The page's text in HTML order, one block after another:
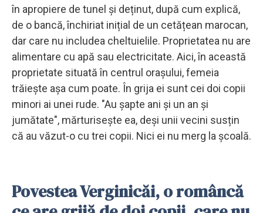
în apropiere de tunel și deținut, după cum explică,
de o bancă, închiriat inițial de un cetățean marocan,
dar care nu includea cheltuielile. Proprietatea nu are
alimentare cu apă sau electricitate. Aici, în această
proprietate situată în centrul orașului, femeia
trăiește așa cum poate. În grija ei sunt cei doi copii
minori ai unei rude. "Au șapte ani și un an și
jumătate", mărturisește ea, deși unii vecini susțin
că au văzut-o cu trei copii. Nici ei nu merg la școală.
Povestea Verginicăi, o româncă